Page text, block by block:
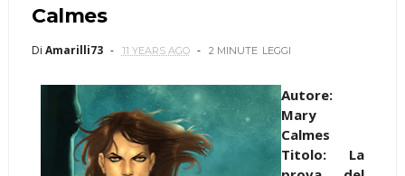
Calmes
Di Amarilli73 11 YEARS AGO 2 MINUTE LEGGI
Autore:
Mary
Calmes
Titolo: La